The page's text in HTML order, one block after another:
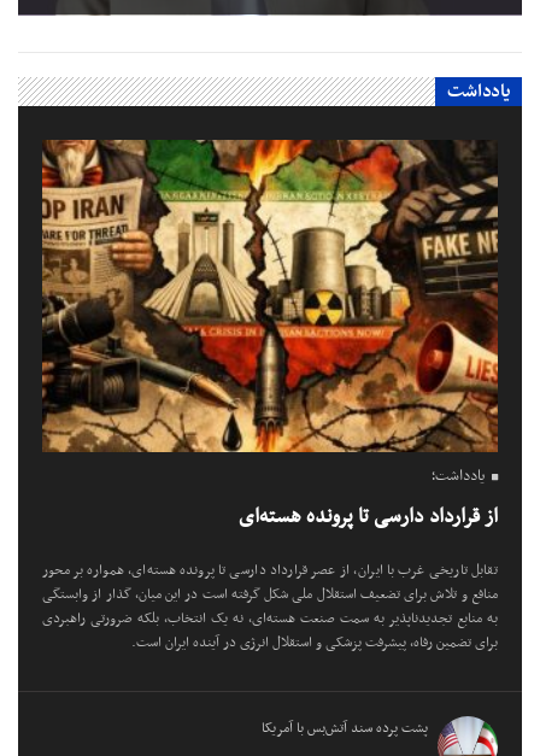
یادداشت
یادداشت؛
از قرارداد دارسی تا پرونده هسته‌ای
تقابل تاریخی غرب با ایران، از عصر قرارداد دارسی تا پرونده هسته‌ای، همواره بر محور
منافع و تلاش برای تضعیف استقلال ملی شکل گرفته است در این میان، گذار از وابستگی
به منابع تجدیدناپذیر به سمت صنعت هسته‌ای، نه یک انتخاب، بلکه ضرورتی راهبردی
برای تضمین رفاه، پیشرفت پزشکی و استقلال انرژی در آینده ایران است.
پشت پرده سند آتش‌بس با آمریکا